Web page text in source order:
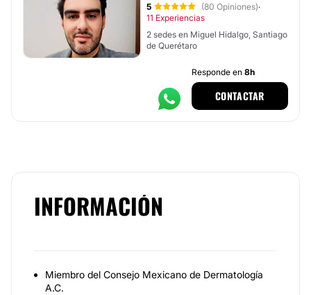
5 (80 Opiniones)·
11 Experiencias
2 sedes en Miguel Hidalgo, Santiago
de Querétaro
Responde en 8h
CONTACTAR
INFORMACIÓN
Miembro del Consejo Mexicano de Dermatología
A.C.